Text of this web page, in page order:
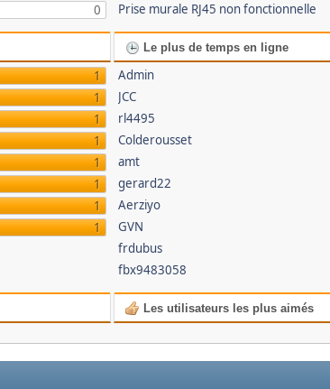
0
Prise murale RJ45 non fonctionnelle
1
1
1
1
1
1
1
1
Le plus de temps en ligne
Admin
JCC
rl4495
Colderousset
amt
gerard22
Aerziyo
GVN
frdubus
fbx9483058
Les utilisateurs les plus aimés